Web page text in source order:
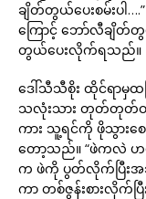
ချိတ်တွယ်ပေးစမ်းပါ
ကြောင့် ဘော်လီချိတ်
တွယ်ပေးလိုက်ရသည်။
ဒေါ်သီသီစိုး ထိုင်ရာမှ
သလုံးသား တုတ်တုတ်ဝ
ကား သူ့ရင်ကို ဖိုသွားစ
တော့သည်။ “ဖဲကလဲ ဟ
က ဖဲကို ပွတ်လိုက်ပြီးအ
ကာ တစ်ဇွန်းစားလိုက်